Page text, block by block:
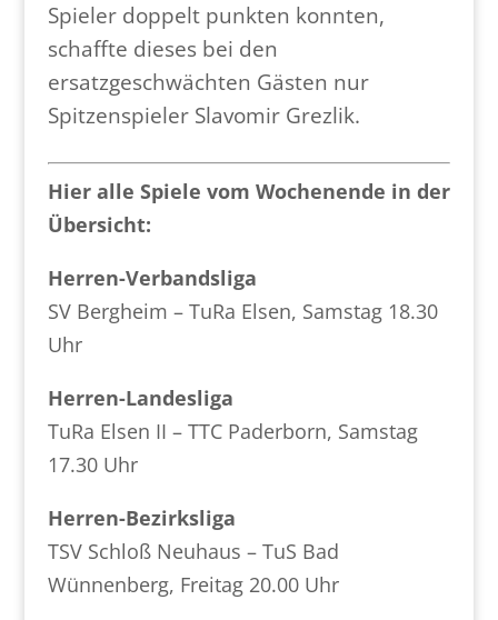
Spieler doppelt punkten konnten,
schaffte dieses bei den
ersatzgeschwächten Gästen nur
Spitzenspieler Slavomir Grezlik.
Hier alle Spiele vom Wochenende in der
Übersicht:
Herren-Verbandsliga
SV Bergheim – TuRa Elsen, Samstag 18.30
Uhr
Herren-Landesliga
TuRa Elsen II – TTC Paderborn, Samstag
17.30 Uhr
Herren-Bezirksliga
TSV Schloß Neuhaus – TuS Bad
Wünnenberg, Freitag 20.00 Uhr